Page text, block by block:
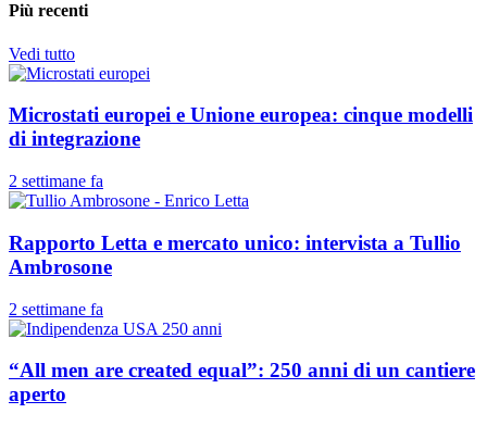
Più recenti
Vedi tutto
Microstati europei e Unione europea: cinque modelli
di integrazione
2 settimane fa
Rapporto Letta e mercato unico: intervista a Tullio
Ambrosone
2 settimane fa
“All men are created equal”: 250 anni di un cantiere
aperto